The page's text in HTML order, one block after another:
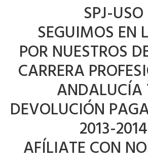
SPJ-USO
SEGUIMOS EN
POR NUESTROS
CARRERA
ANDALUCÍA
DEVOLUCIÓN
2013-2014
AFÍLIATE CON